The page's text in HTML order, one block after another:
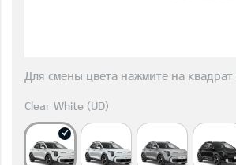
Для смены цвета нажмите на квадрат
Clear White (UD)